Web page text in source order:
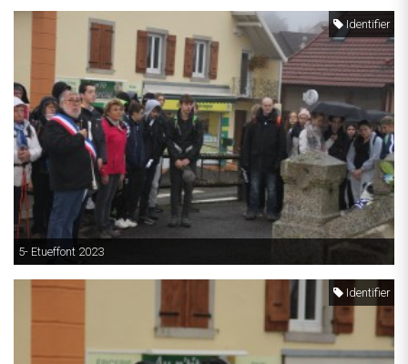
Identifier
5- Etueffont 2023
Identifier